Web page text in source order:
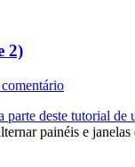
2)
parte deste tutorial de
painéis e